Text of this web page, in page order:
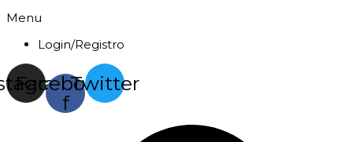
Menu
Login/Registro
Facebook-
f
Twitter